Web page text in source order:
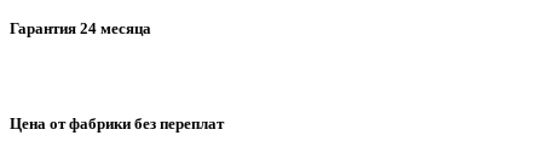
Гарантия 24 месяца
Цена от фабрики без переплат